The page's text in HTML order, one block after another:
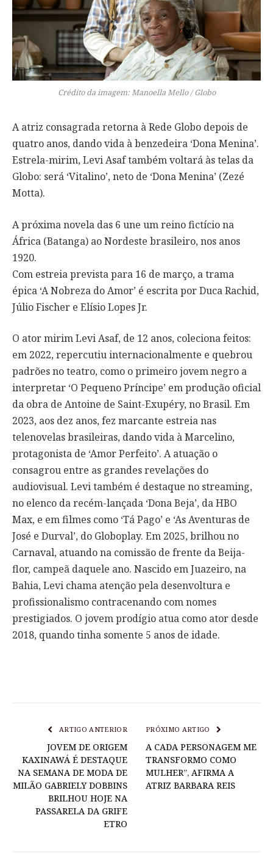
Crédito da imagem: Manoella Mello / Globo
A atriz consagrada retorna à Rede Globo depois de
quatro anos, dando vida à benzedeira ‘Dona Menina’.
Estrela-mirim, Levi Asaf também voltará às telas da
Globo: será ‘Vitalino’, neto de ‘Dona Menina’ (Zezé
Motta).
A próxima novela das 6 une um reino fictício na
África (Batanga) ao Nordeste brasileiro, nos anos
1920.
Com estreia prevista para 16 de março, a trama
épica ‘A Nobreza do Amor’ é escrita por Duca Rachid,
Júlio Fischer e Elísio Lopes Jr.
O ator mirim Levi Asaf, de 12 anos, coleciona feitos:
em 2022, repercutiu internacionalmente e quebrou
padrões no teatro, como o primeiro jovem negro a
interpretar ‘O Pequeno Príncipe’ em produção oficial
da obra de Antoine de Saint-Exupéry, no Brasil. Em
2023, aos dez anos, fez marcante estreia nas
telenovelas brasileiras, dando vida à Marcelino,
protagonista de ‘Amor Perfeito’. A atuação o
consagrou entre as grandes revelações do
audiovisual. Levi também é destaque no streaming,
no elenco da recém-lançada ‘Dona Beja’, da HBO
Max, e em filmes como ‘Tá Pago’ e ‘As Aventuras de
José e Durval’, do Globoplay. Em 2025, brilhou no
Carnaval, atuando na comissão de frente da Beija-
flor, campeã daquele ano. Nascido em Juazeiro, na
Bahia, Levi chama atenção pela desenvoltura e
profissionalismo contracenando com nomes
prestigiados. O jovem prodígio atua como ator desde
2018, quando tinha somente 5 anos de idade.
ARTIGO ANTERIOR
JOVEM DE ORIGEM
KAXINAWÁ É DESTAQUE
NA SEMANA DE MODA DE
MILÃO GABRIELY DOBBINS
BRILHOU HOJE NA
PASSARELA DA GRIFE
ETRO
PRÓXIMO ARTIGO
A CADA PERSONAGEM ME
TRANSFORMO COMO
MULHER”, AFIRMA A
ATRIZ BARBARA REIS